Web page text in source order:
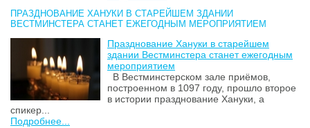
ПРАЗДНОВАНИЕ ХАНУКИ В СТАРЕЙШЕМ ЗДАНИИ
ВЕСТМИНСТЕРА СТАНЕТ ЕЖЕГОДНЫМ МЕРОПРИЯТИЕМ
Празднование Хануки в старейшем
здании Вестминстера станет ежегодным
мероприятием
В Вестминстерском зале приёмов,
построенном в 1097 году, прошло второе
в истории празднование Хануки, а
спикер...
Подробнее...